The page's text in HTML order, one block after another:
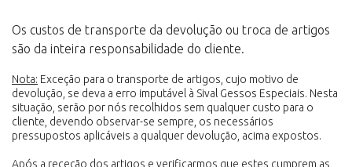
Os custos de transporte da devolução ou troca de artigos
são da inteira responsabilidade do cliente.
Nota: Exceção para o transporte de artigos, cujo motivo de
devolução, se deva a erro imputável à Sival Gessos Especiais. Nesta
situação, serão por nós recolhidos sem qualquer custo para o
cliente, devendo observar-se sempre, os necessários
pressupostos aplicáveis a qualquer devolução, acima expostos.
Após a receção dos artigos e verificarmos que estes cumprem as